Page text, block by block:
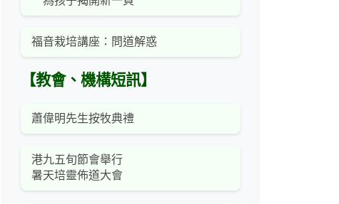
福音栽培講座：問道解惑
【教會、機構短訊】
蕭偉明先生按牧典禮
港九五旬節會舉行
暑天培靈佈道大會